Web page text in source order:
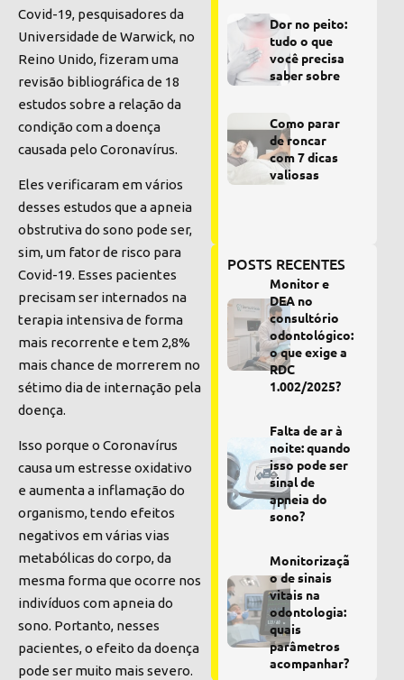
Covid-19, pesquisadores da
Universidade de Warwick, no
Reino Unido, fizeram uma
revisão bibliográfica de 18
estudos sobre a relação da
condição com a doença
causada pelo Coronavírus.
Eles verificaram em vários
desses estudos que aapneia
obstrutiva do sono pode ser,
sim, um fator de risco para
Covid-19. Esses pacientes
precisam ser internados na
terapia intensiva de forma
mais recorrente e tem 2,8%
mais chance de morrerem no
sétimo dia de internação pela
doença.
Isso porque o Coronavírus
causa um estresse oxidativo
e aumenta a inflamação do
organismo, tendo efeitos
negativos em várias vias
metabólicas do corpo, da
mesma forma que ocorre nos
indivíduos com apneia do
sono. Portanto, nesses
pacientes, o efeito da doença
pode ser muito mais severo.
Dor no peito:
tudo o que
você precisa
saber sobre
Como parar
de roncar
com 7 dicas
valiosas
POSTS RECENTES
Monitor e
DEA no
consultório
odontológico:
o que exige a
RDC
1.002/2025?
Falta de ar à
noite: quando
isso pode ser
sinal de
apneia do
sono?
Monitorizaçã
o de sinais
vitais na
odontologia:
quais
parâmetros
acompanhar?